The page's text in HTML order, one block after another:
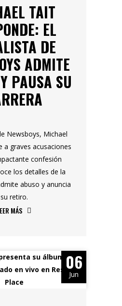
TAIT
EL
DE
ADMITE
PAUSA SU
Newsboys, Michael
a graves acusaciones
confesión
los detalles de la
abuso y anuncia
su retiro.
MÁS
06
Jun